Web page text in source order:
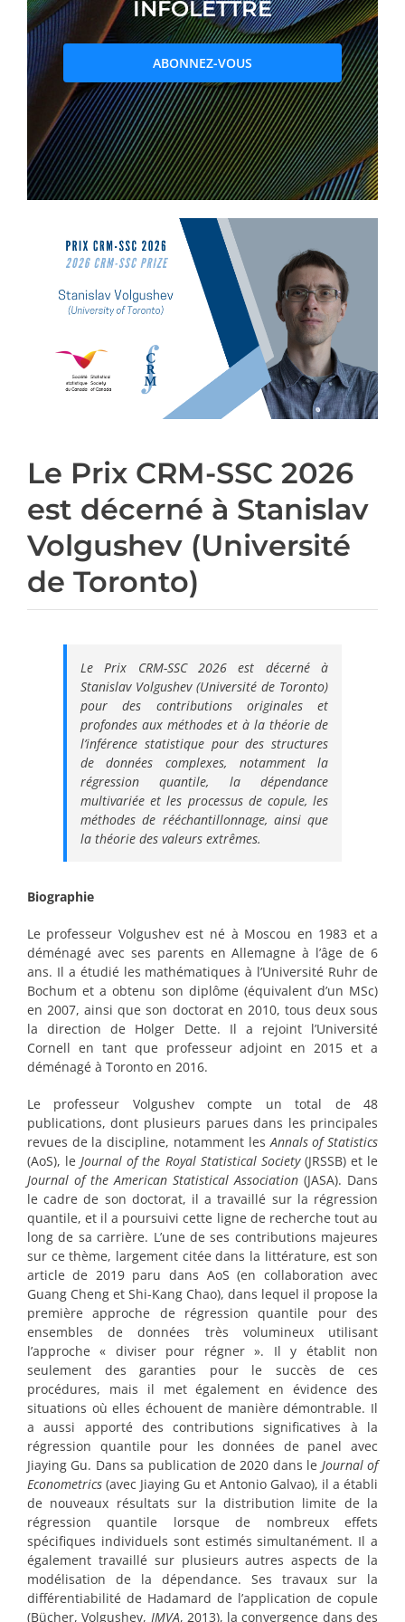
PRIX ET DISTINCTIONS
Recherche
Répertoire
Ressources
Abonnement à l’infolettre
INFOLETTRE
ABONNEZ-VOUS
Le Prix CRM-SSC 2026
est décerné à Stanislav
Volgushev (Université
de Toronto)
Le Prix CRM-SSC 2026 est décerné à
Stanislav Volgushev (Université de Toronto)
pour des contributions originales et
profondes aux méthodes et à la théorie de
l’inférence statistique pour des structures
de données complexes, notamment la
régression quantile, la dépendance
multivariée et les processus de copule, les
méthodes de rééchantillonnage, ainsi que
la théorie des valeurs extrêmes.
Biographie
Le professeur Volgushev est né à Moscou en 1983 et a
déménagé avec ses parents en Allemagne à l’âge de 6
ans. Il a étudié les mathématiques à l’Université Ruhr de
Bochum et a obtenu son diplôme (équivalent d’un MSc)
en 2007, ainsi que son doctorat en 2010, tous deux sous
la direction de Holger Dette. Il a rejoint l’Université
Cornell en tant que professeur adjoint en 2015 et a
déménagé à Toronto en 2016.
Le professeur Volgushev compte un total de 48
publications, dont plusieurs parues dans les principales
revues de la discipline, notamment lesAnnals of Statistics
(AoS), leJournal of the Royal Statistical Society(JRSSB) et le
Journal of the American Statistical Association (JASA). Dans
le cadre de son doctorat, il a travaillé sur la régression
quantile, et il a poursuivi cette ligne de recherche tout au
long de sa carrière. L’une de ses contributions majeures
sur ce thème, largement citée dans la littérature, est son
article de 2019 paru dans AoS (en collaboration avec
Guang Cheng et Shi-Kang Chao), dans lequel il propose la
première approche de régression quantile pour des
ensembles de données très volumineux utilisant
l’approche « diviser pour régner ». Il y établit non
seulement des garanties pour le succès de ces
procédures, mais il met également en évidence des
situations où elles échouent de manière démontrable. Il
a aussi apporté des contributions significatives à la
régression quantile pour les données de panel avec
Jiaying Gu. Dans sa publication de 2020 dans le Journal of
Econometrics(avec Jiaying Gu et Antonio Galvao), il a établi
de nouveaux résultats sur la distribution limite de la
régression quantile lorsque de nombreux effets
spécifiques individuels sont estimés simultanément. Il a
également travaillé sur plusieurs autres aspects de la
modélisation de la dépendance. Ses travaux sur la
différentiabilité de Hadamard de l’application de copule
(Bücher, Volgushev, JMVA, 2013), la convergence dans des